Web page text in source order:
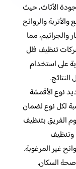
الأثاث، حيث
والروائح
والجراثيم، مما
تنظيف فلل
على استخدام
نوع الأقمشة
لكل نوع لضمان
الفريق بتنظيف
وتنظيف
غير المرغوبة.
السكان.